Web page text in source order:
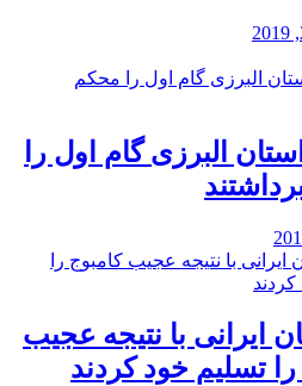
البرزی گام اول را
ایرانی با نتیجه عجیب
را تسلیم خود کردند